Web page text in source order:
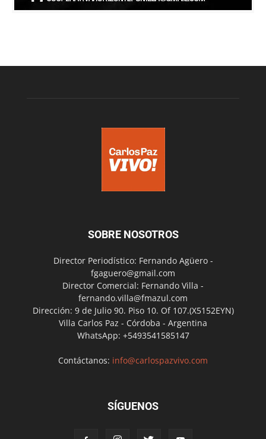
SOBRE NOSOTROS
Director Periodístico: Fernando Agüero -
fgaguero@gmail.com
Director Comercial: Fernando Villa -
fernando.villa@fmazul.com
Dirección: 9 de Julio 90. Piso 10. Of 107.(X5152EYN)
Villa Carlos Paz - Córdoba - Argentina
WhatsApp: +5493541585147
Contáctanos: info@carlospazvivo.com
SÍGUENOS